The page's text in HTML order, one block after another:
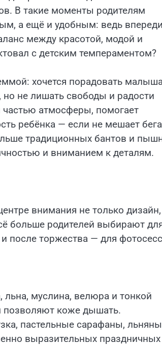
В такие моменты родителям
а ещё и удобным: ведь
между красотой, модой и
с детским темпераментом?
хочется порадовать
не лишать свободы и радости
атмосферы, помогает
ребёнка — если не мешает
традиционных бантов и
и вниманием к деталям.
внимания не только
больше родителей выбирают
после торжества — для
льна, муслина, велюра и тонкой
позволяют коже дышать.
пастельные сарафаны,
выразительных праздничных